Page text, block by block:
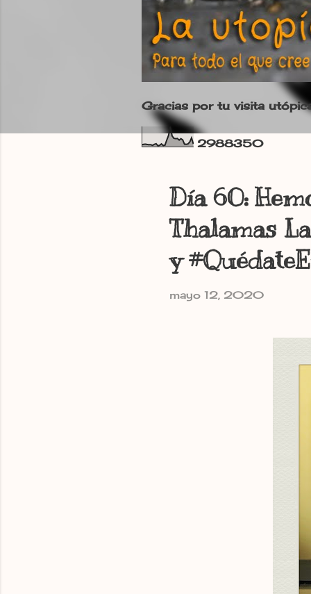
Gracias por tu visita
2988350
Día 60:
Thalamas
y
mayo 12, 2020